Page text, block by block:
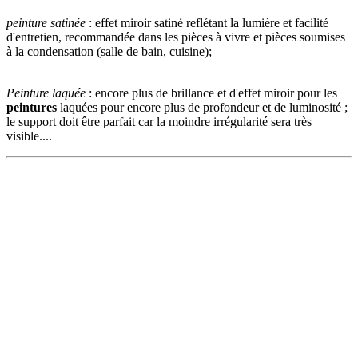
peinture satinée : effet miroir satiné reflétant la lumière et facilité
d'entretien, recommandée dans les pièces à vivre et pièces soumises
à la condensation (salle de bain, cuisine);
Peinture laquée : encore plus de brillance et d'effet miroir pour les
peintures laquées pour encore plus de profondeur et de luminosité ;
le support doit être parfait car la moindre irrégularité sera très
visible....